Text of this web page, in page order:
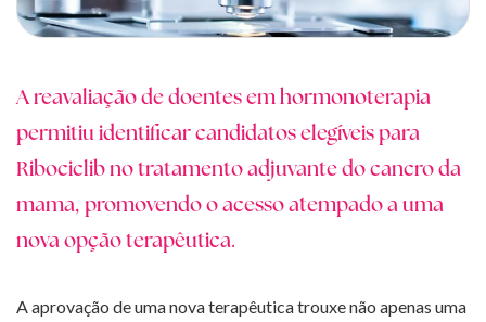
A reavaliação de doentes em hormonoterapia
permitiu identificar candidatos elegíveis para
Ribociclib no tratamento adjuvante do cancro da
mama, promovendo o acesso atempado a uma
nova opção terapêutica.
A aprovação de uma nova terapêutica trouxe não apenas uma